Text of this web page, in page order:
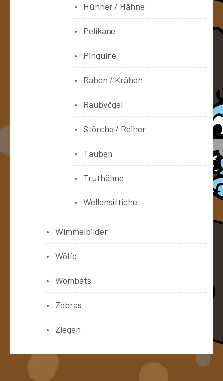
Hühner / Hähne
Pelikane
Pinguine
Raben / Krähen
Raubvögel
Störche / Reiher
Tauben
Truthähne
Wellensittiche
Wimmelbilder
Wölfe
Wombats
Zebras
Ziegen